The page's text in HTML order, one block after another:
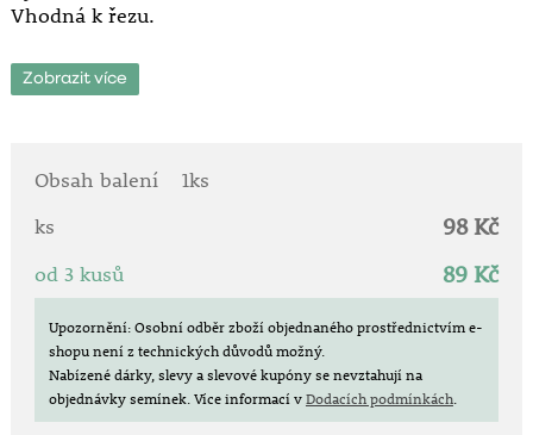
Vhodná k řezu.
Zobrazit více
Obsah balení
1ks
ks
98 Kč
od 3 kusů 89 Kč
Upozornění: Osobní odběr zboží objednaného prostřednictvím e-
shopu není z technických důvodů možný.
Nabízené dárky, slevy a slevové kupóny se nevztahují na
objednávky semínek.Více informací vDodacích podmínkách.